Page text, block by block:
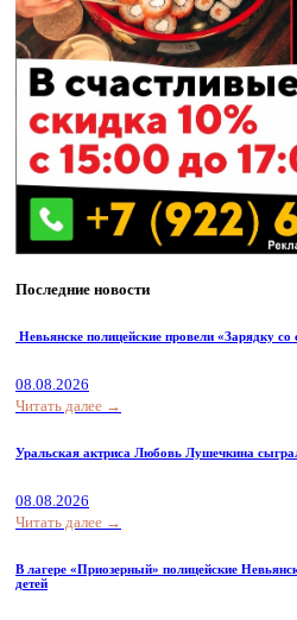
Последние новости
Невьянске полицейские провели «Зарядку
08.08.2026
Читать далее →
Уральская актриса Любовь Лушечкина
08.08.2026
Читать далее →
В лагере «Приозерный» полицейские
детей